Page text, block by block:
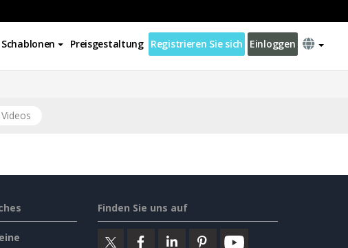
Schablonen Preisgestaltung Registrieren Sie sich Einloggen
Videos
Finden Sie uns auf